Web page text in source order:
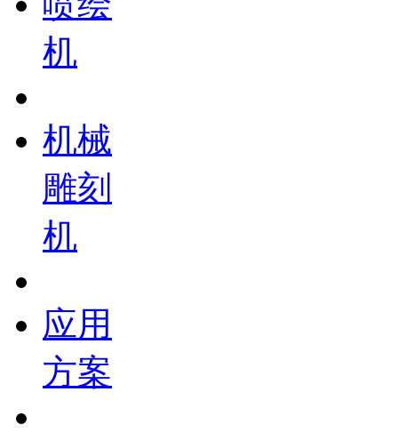
机
机械
雕刻
机
应用
方案